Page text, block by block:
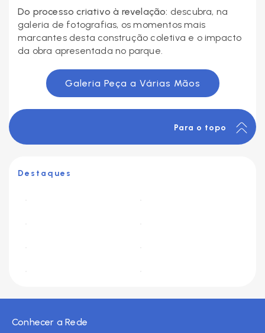
Do processo criativo à revelação: descubra, na
galeria de fotografias, os momentos mais
marcantes desta construção coletiva e o impacto
da obra apresentada no parque.
Galeria Peça a Várias Mãos
Para o topo
Destaques
Conhecer a Rede